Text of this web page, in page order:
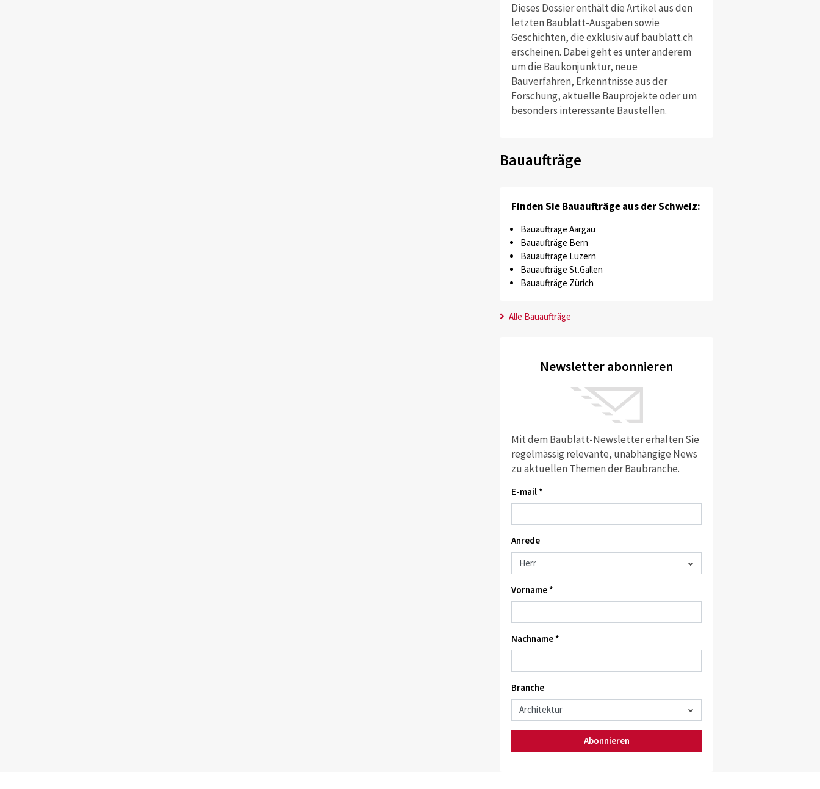
Dieses Dossier enthält die Artikel aus den
letzten Baublatt-Ausgaben sowie
Geschichten, die exklusiv auf baublatt.ch
erscheinen. Dabei geht es unter anderem
um die Baukonjunktur, neue
Bauverfahren, Erkenntnisse aus der
Forschung, aktuelle Bauprojekte oder um
besonders interessante Baustellen.
Bauaufträge
Finden Sie Bauaufträge aus der Schweiz:
Bauaufträge Aargau
Bauaufträge Bern
Bauaufträge Luzern
Bauaufträge St.Gallen
Bauaufträge Zürich
Alle Bauaufträge
Newsletter abonnieren
Mit dem Baublatt-Newsletter erhalten Sie
regelmässig relevante, unabhängige News
zu aktuellen Themen der Baubranche.
E-mail *
Anrede
Vorname *
Nachname *
Branche
Abonnieren